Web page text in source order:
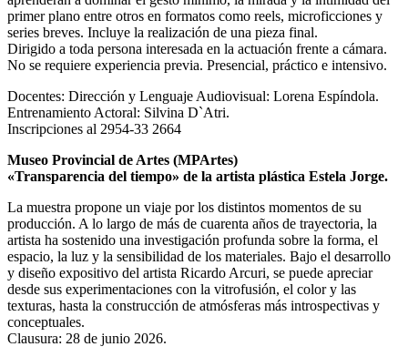
primer plano entre otros en formatos como reels, microficciones y
series breves. Incluye la realización de una pieza final.
Dirigido a toda persona interesada en la actuación frente a cámara.
No se requiere experiencia previa. Presencial, práctico e intensivo.
Docentes: Dirección y Lenguaje Audiovisual: Lorena Espíndola.
Entrenamiento Actoral: Silvina D`Atri.
Inscripciones al 2954-33 2664
Museo Provincial de Artes (MPArtes)
«Transparencia del tiempo» de la artista plástica Estela Jorge.
La muestra propone un viaje por los distintos momentos de su
producción. A lo largo de más de cuarenta años de trayectoria, la
artista ha sostenido una investigación profunda sobre la forma, el
espacio, la luz y la sensibilidad de los materiales. Bajo el desarrollo
y diseño expositivo del artista Ricardo Arcuri, se puede apreciar
desde sus experimentaciones con la vitrofusión, el color y las
texturas, hasta la construcción de atmósferas más introspectivas y
conceptuales.
Clausura: 28 de junio 2026.